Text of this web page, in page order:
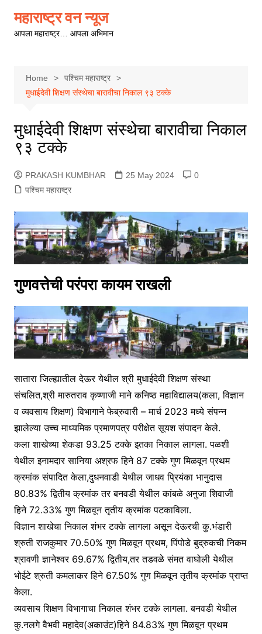
content
महाराष्ट्र वन न्यूज
आपला महाराष्ट्र… आपला अभिमान
Home
पश्चिम महाराष्ट्र
मुधाईदेवी शिक्षण संस्थेचा बारावीचा निकाल ९३ टक्के
मुधाईदेवी शिक्षण संस्थेचा बारावीचा निकाल
९३ टक्के
PRAKASH KUMBHAR 25 May 2024
0
पश्चिम महाराष्ट्र
गुणवत्तेची परंपरा कायम राखली
सातारा जिल्ह्यातील देऊर येथील श्री मुधाईदेवी शिक्षण संस्था
संचलित,श्री मारुतराव कृष्णाजी माने कनिष्ठ महाविद्यालय(कला, विज्ञान
व व्यवसाय शिक्षण) विभागाने फेब्रुवारी – मार्च 2023 मध्ये संपन्न
झालेल्या उच्च माध्यमिक प्रमाणपत्र परीक्षेत सूयश संपादन केले.
कला शाखेच्या शेकडा 93.25 टक्के इतका निकाल लागला. पळशी
येथील इनामदार सानिया अश्रफ हिने 87 टक्के गुण मिळवून प्रथम
क्रमांक संपादित केला,दुधनवाडी येथील जाधव प्रियंका भानुदास
80.83% द्वितीय क्रमांक तर बनवडी येथील कांबळे अनुजा शिवाजी
हिने 72.33% गुण मिळवून तृतीय क्रमांक पटकाविला.
विज्ञान शाखेचा निकाल शंभर टक्के लागला असून देऊरची कु.भंडारी
श्रुती राजकुमार 70.50% गुण मिळवून प्रथम, पिंपोडे बुद्रुकची निकम
श्रावणी ज्ञानेश्वर 69.67% द्वितीय,तर तडवळे संमत वाघोली येथील
भोईटे श्रुती कमलाकर हिने 67.50% गुण मिळवून तृतीय क्रमांक प्राप्त
केला.
व्यवसाय शिक्षण विभागाचा निकाल शंभर टक्के लागला. बनवडी येथील
कु.नलगे वैभवी महादेव(अकाउंट)हिने 84.83% गुण मिळवून प्रथम